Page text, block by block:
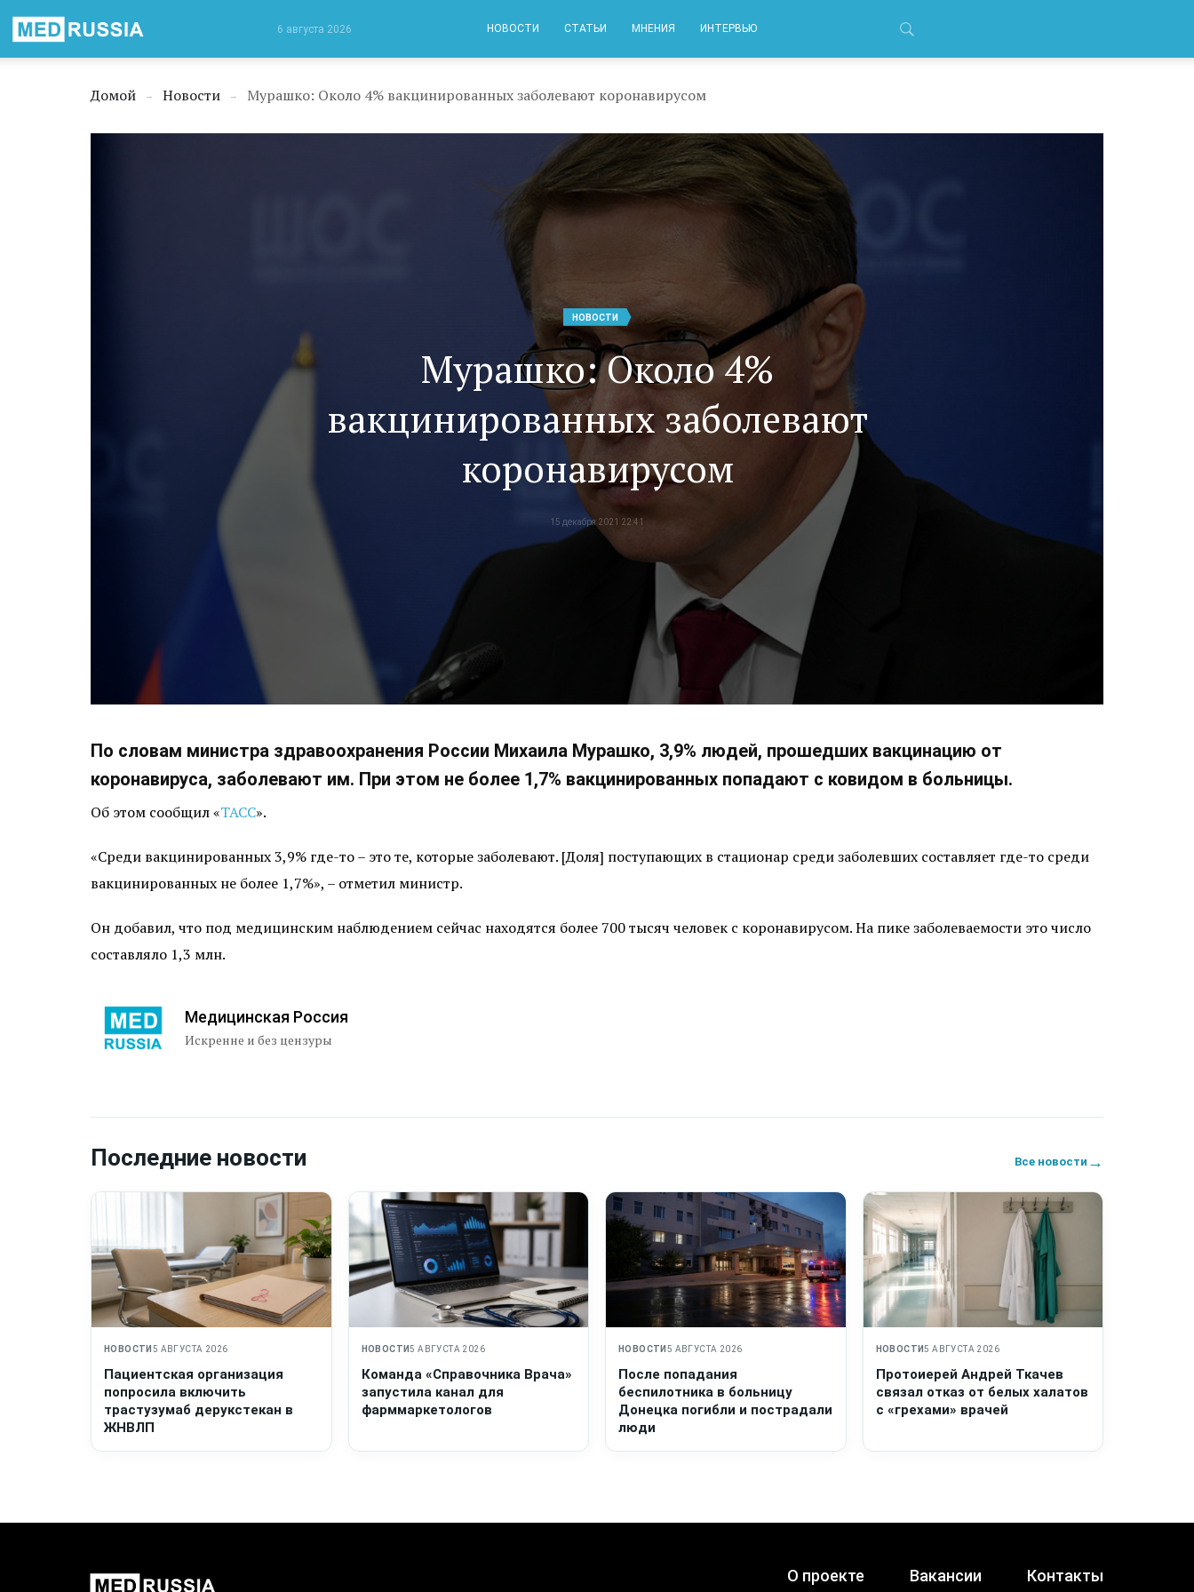
6 августа 2026 НОВОСТИ СТАТЬИ МНЕНИЯ ИНТЕРВЬЮ
Домой → Новости → Мурашко: Около 4% вакцинированных заболевают коронавирусом
НОВОСТИ
Мурашко: Около 4%
вакцинированных заболевают
коронавирусом
15 декабря 2021 22:41
По словам министра здравоохранения России Михаила Мурашко, 3,9% людей, прошедших вакцинацию от
коронавируса, заболевают им. При этом не более 1,7% вакцинированных попадают с ковидом в больницы.
Об этом сообщил «ТАСС».
«Среди вакцинированных 3,9% где-то – это те, которые заболевают. [Доля] поступающих в стационар среди заболевших составляет где-то среди
вакцинированных не более 1,7%», – отметил министр.
Он добавил, что под медицинским наблюдением сейчас находятся более 700 тысяч человек с коронавирусом. На пике заболеваемости это число
составляло 1,3 млн.
Медицинская Россия
Искренне и без цензуры
Последние новости Все новости →
НОВОСТИ 5 АВГУСТА 2026
Пациентская организация
попросила включить
трастузумаб дерукстекан в
ЖНВЛП
НОВОСТИ5 АВГУСТА 2026
Команда «Справочника Врача»
запустила канал для
фарммаркетологов
НОВОСТИ 5 АВГУСТА 2026
После попадания
беспилотника в больницу
Донецка погибли и пострадали
люди
НОВОСТИ5 АВГУСТА 2026
Протоиерей Андрей Ткачев
связал отказ от белых халатов
с «грехами» врачей
О проекте Вакансии Контакты